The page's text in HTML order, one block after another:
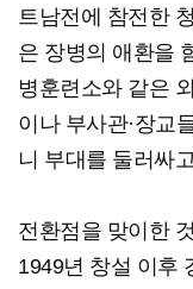
트남전에 참전한
은 장병의 애환을
병훈련소와 같은
이나 부사관·장교
니 부대를 둘러싸
전환점을 맞이한
1949년 창설 이후